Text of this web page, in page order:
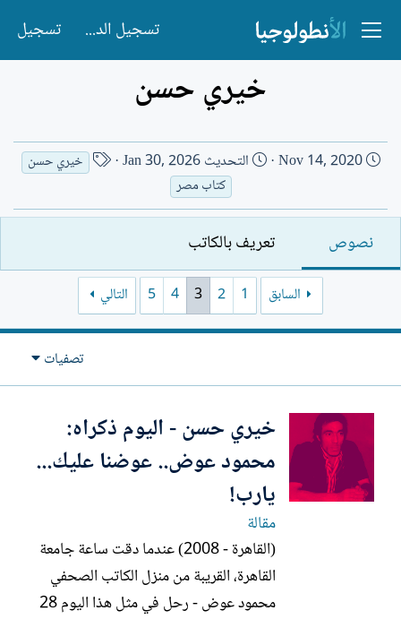
تسجيل الدخول تسجيل
خيري حسن
ت
ر
ي
خ
ا
ن
Nov 14, 2020 التحديث Jan 30, 2026
ا
م
ا
ك
ت
ب
خيري حسن
كتاب مصر
نصوص تعريف بالكاتب
السابق 1
2
3
4
5 التالي
تصفيات
خيري حسن - اليوم ذكراه:
محمود عوض.. عوضنا عليك...
يارب!
مقالة
(القاهرة - 2008) عندما دقت ساعة جامعة
القاهرة، القريبة من منزل الكاتب الصحفي
محمود عوض - رحل في مثل هذا اليوم 28